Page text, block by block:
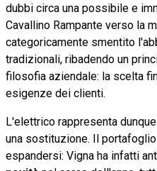
dubbi circa una possibile e
Cavallino Rampante verso la
categoricamente smentito
tradizionali, ribadendo un
filosofia aziendale: la scelta
esigenze dei clienti.
L'elettrico rappresenta
una sostituzione. Il
espandersi: Vigna ha infatti